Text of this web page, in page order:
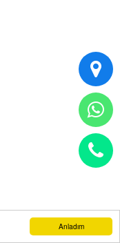
Anladım